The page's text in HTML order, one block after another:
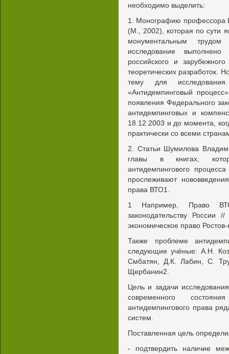
необходимо выделить:
1. Монографию профессора
(М., 2002), которая по сути
монументальным
исследование
российского и
теоретических разработок.
тему для
«Антидемпинговый
появления Федерального
антидемпинговых и
18.12.2003 и до момента,
практически со всеми
2. Статьи Шумилова
главы в книгах,
антидемпингового
прослеживают
права ВТО1.
1 Например, Право
законодательству
экономическое право
Также проблеме
следующие учёные: А.Н.
Смбатян, Д.К. Лабин, С.
Щербанин2.
Цель и задачи
современного
антидемпингового права
систем.
Поставленная цель
- подтвердить наличие